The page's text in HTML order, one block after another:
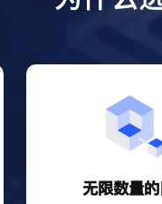
无限数量